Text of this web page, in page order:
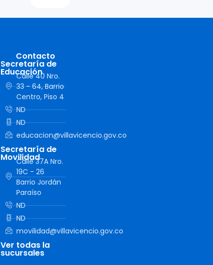
Contacto
Secretaría de
Educación
Calle 40 Nro.
33 - 64, Barrio
Centro, Piso 4
ND
ND
educacion@villavicencio.gov.co
Secretaría de
Movilidad
Calle 37A Nro.
19C - 26
Barrio Jordán
Paraíso
ND
ND
movilidad@villavicencio.gov.co
Ver todas la
sucursales